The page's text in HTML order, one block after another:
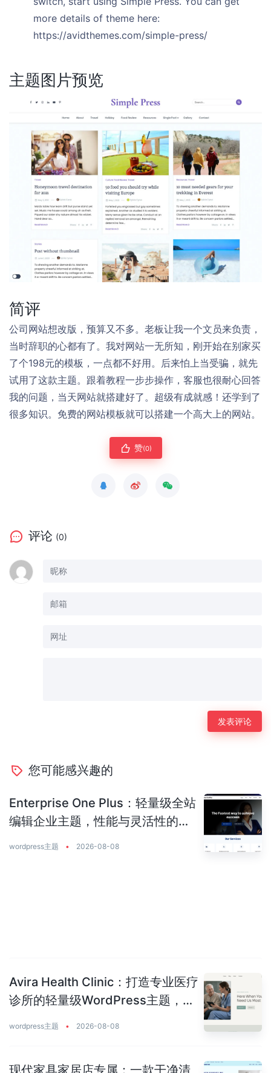
more details of theme here:
https://avidthemes.com/simple-press/
主题图片预览
简评
公司网站想改版，预算又不多。老板让我一个文员来负责，
当时辞职的心都有了。我对网站一无所知，刚开始在别家买
了个198元的模板，一点都不好用。后来怕上当受骗，就先
试用了这款主题。跟着教程一步步操作，客服也很耐心回答
我的问题，当天网站就搭建好了。超级有成就感！还学到了
很多知识。免费的网站模板就可以搭建一个高大上的网站。
赞(0)
评论 (0)
您可能感兴趣的
Enterprise One Plus：轻量级全站
编辑企业主题，性能与灵活性的完
wordpress主题 • 2026-08-08
Avira Health Clinic：打造专业医疗
诊所的轻量级WordPress主题，让
wordpress主题 • 2026-08-08
现代家具家居店专属：一款干净清